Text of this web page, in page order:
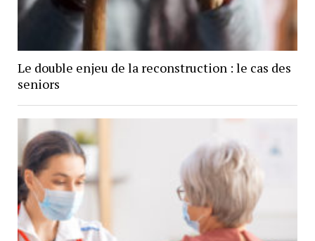
Le double enjeu de la reconstruction : le cas des
seniors